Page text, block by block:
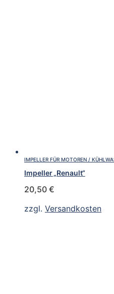
IMPELLER FÜR MOTOREN /
Impeller „Renault“
20,50 €
zzgl. Versandkosten